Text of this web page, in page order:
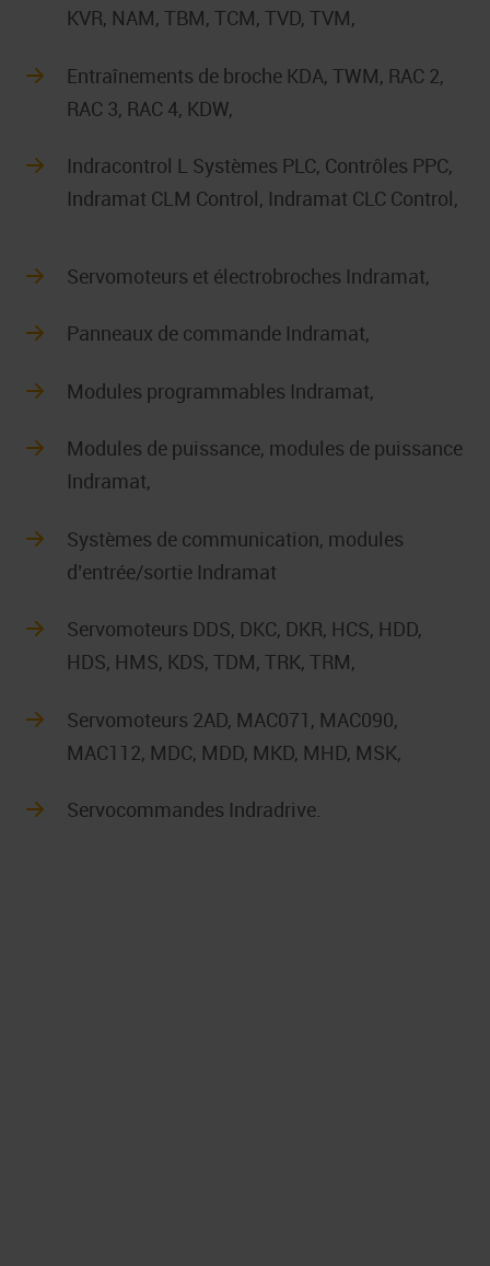
KVR, NAM, TBM, TCM, TVD, TVM,
Entraînements de broche KDA, TWM, RAC 2,
RAC 3, RAC 4, KDW,
Indracontrol L Systèmes PLC, Contrôles PPC,
Indramat CLM Control, Indramat CLC Control,
Servomoteurs et électrobroches Indramat,
Panneaux de commande Indramat,
Modules programmables Indramat,
Modules de puissance, modules de puissance
Indramat,
Systèmes de communication, modules
d’entrée/sortie Indramat
Servomoteurs DDS, DKC, DKR, HCS, HDD,
HDS, HMS, KDS, TDM, TRK, TRM,
Servomoteurs 2AD, MAC071, MAC090,
MAC112, MDC, MDD, MKD, MHD, MSK,
Servocommandes Indradrive.